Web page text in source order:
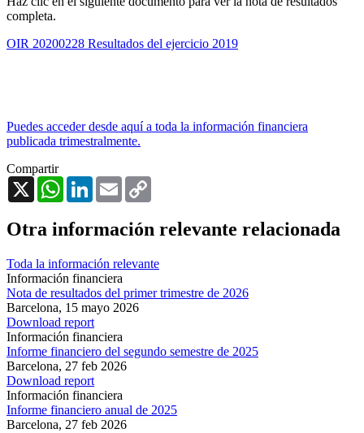
completa.
OIR 20200228 Resultados del ejercicio 2019
Puedes acceder desde aquí a toda la información financiera
publicada trimestralmente.
Compartir
X
WhatsAppLinkedInEmail
Otra información relevante relacionada
Toda la información relevante
Información financiera
Nota de resultados del primer trimestre de 2026
Barcelona, 15 mayo 2026
Download report
Información financiera
Informe financiero del segundo semestre de 2025
Barcelona, 27 feb 2026
Download report
Información financiera
Informe financiero anual de 2025
Barcelona, 27 feb 2026